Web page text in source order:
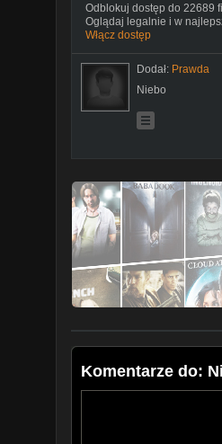
Odblokuj dostęp do 22689
Oglądaj legalnie i w
Włącz dostęp
Dodał: Prawda
Niebo
Komentarze do: